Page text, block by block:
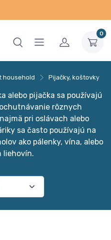
0
household Pijačky, koštovky
alebo pijačka sa používajú
rôznych
pri oslávach alebo
sa často používajú na
ako pálenky, vína, alebo
liehovín.